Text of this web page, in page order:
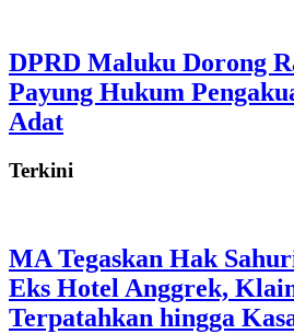
DPRD Maluku Dorong
Payung Hukum
Adat
Terkini
MA Tegaskan Hak
Eks Hotel Anggrek,
Terpatahkan hingga